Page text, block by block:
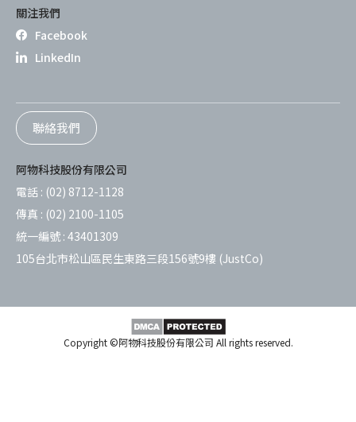
關注我們
Facebook
LinkedIn
聯絡我們
阿物科技股份有限公司
電話 : (02) 8712-1128
傳真 : (02) 2100-1105
統一編號 : 43401309
105台北市松山區民生東路三段156號9樓 (JustCo)
Copyright ©阿物科技股份有限公司 All rights reserved.